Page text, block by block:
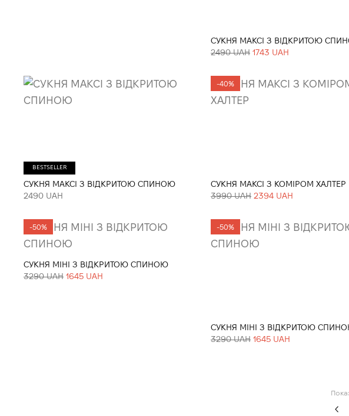
СУКНЯ МАКСІ З ВІДКРИТОЮ
2490 UAH 1743 UAH
BESTSELLER
СУКНЯ МАКСІ З ВІДКРИТОЮ СПИНОЮ
2490 UAH
-40%
СУКНЯ МАКСІ З КОМІРОМ ХАЛТЕР
3990 UAH 2394 UAH
-50%
СУКНЯ МІНІ З ВІДКРИТОЮ СПИНОЮ
3290 UAH 1645 UAH
-50%
СУКНЯ МІНІ З ВІДКРИТОЮ
3290 UAH 1645 UAH